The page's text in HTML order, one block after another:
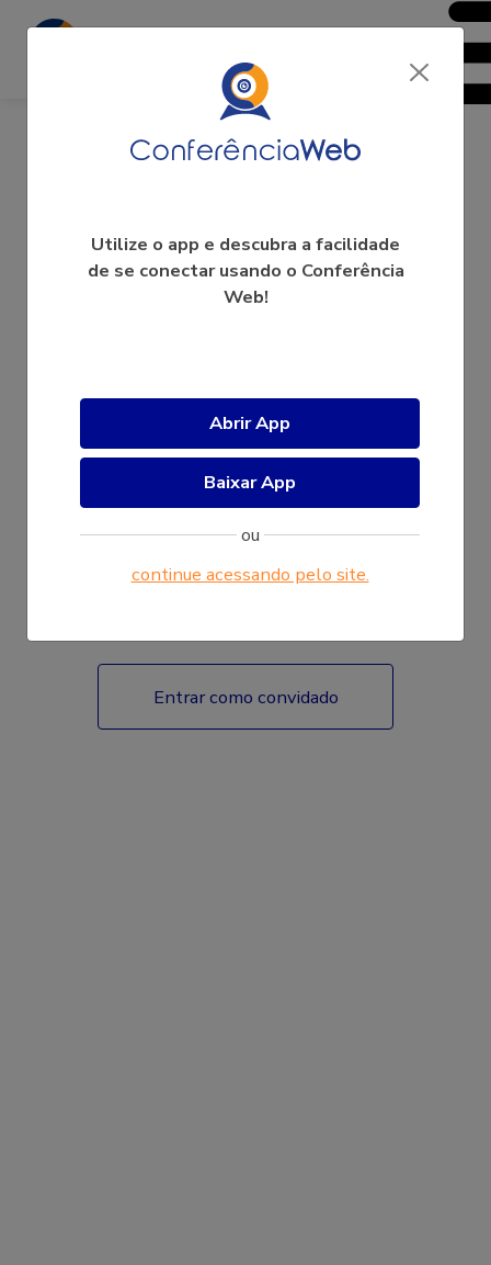
Marcela Paes
A videoconferência ainda não começou.
Entrar como convidado
Utilize o app e descubra a facilidade
de se conectar usando o Conferência
Web!
Abrir App
Baixar App
ou
continue acessando pelo site.